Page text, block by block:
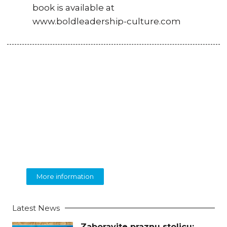
book is available at
www.boldleadership-culture.com
More information
Latest News